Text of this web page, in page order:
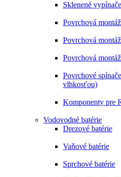
Sklenené
Povrchová
Povrchová
Povrchová
Povrchové
vlhkosťou)
Komponenty pre
Vodovodné batérie
Drezové batérie
Vaňové batérie
Sprchové batérie